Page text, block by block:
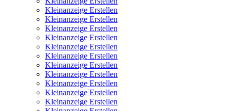
Kleinanzeige Erstellen
Kleinanzeige Erstellen
Kleinanzeige Erstellen
Kleinanzeige Erstellen
Kleinanzeige Erstellen
Kleinanzeige Erstellen
Kleinanzeige Erstellen
Kleinanzeige Erstellen
Kleinanzeige Erstellen
Kleinanzeige Erstellen
Kleinanzeige Erstellen